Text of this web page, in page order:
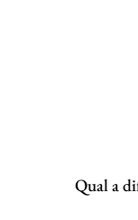
Qual a